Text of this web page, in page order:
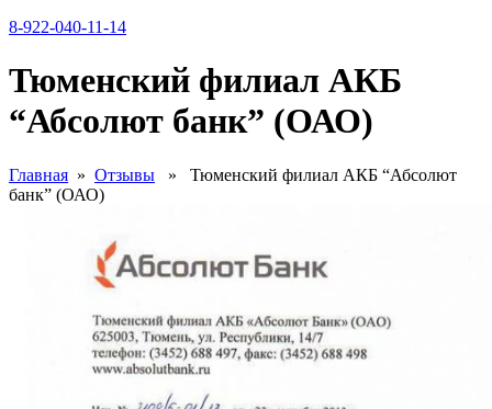
8-922-040-11-14
Тюменский филиал АКБ
“Абсолют банк” (ОАО)
Главная » Отзывы » Тюменский филиал АКБ “Абсолют
банк” (ОАО)